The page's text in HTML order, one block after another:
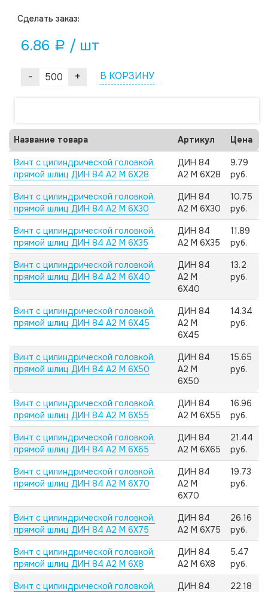
Cделать заказ:
6.86 a / шт
- + В КОРЗИНУ
Название товара Артикул Цена
Винт с цилиндрической головкой,
прямой шлиц ДИН 84 А2 M 6X28
ДИН 84
А2 M 6X28
9.79
руб.
Винт с цилиндрической головкой,
прямой шлиц ДИН 84 А2 M 6X30
ДИН 84
А2 M 6X30
10.75
руб.
Винт с цилиндрической головкой,
прямой шлиц ДИН 84 А2 M 6X35
ДИН 84
А2 M 6X35
11.89
руб.
Винт с цилиндрической головкой,
прямой шлиц ДИН 84 А2 M 6X40
ДИН 84
А2 M
6X40
13.2
руб.
Винт с цилиндрической головкой,
прямой шлиц ДИН 84 А2 M 6X45
ДИН 84
А2 M
6X45
14.34
руб.
Винт с цилиндрической головкой,
прямой шлиц ДИН 84 А2 M 6X50
ДИН 84
А2 M
6X50
15.65
руб.
Винт с цилиндрической головкой,
прямой шлиц ДИН 84 А2 M 6X55
ДИН 84
А2 M 6X55
16.96
руб.
Винт с цилиндрической головкой,
прямой шлиц ДИН 84 А2 M 6X65
ДИН 84
А2 M 6X65
21.44
руб.
Винт с цилиндрической головкой,
прямой шлиц ДИН 84 А2 M 6X70
ДИН 84
А2 M
6X70
19.73
руб.
Винт с цилиндрической головкой,
прямой шлиц ДИН 84 А2 M 6X75
ДИН 84
А2 M 6X75
26.16
руб.
Винт с цилиндрической головкой,
прямой шлиц ДИН 84 А2 M 6X8
ДИН 84
А2 M 6X8
5.47
руб.
Винт с цилиндрической головкой,
ДИН 84
22.18